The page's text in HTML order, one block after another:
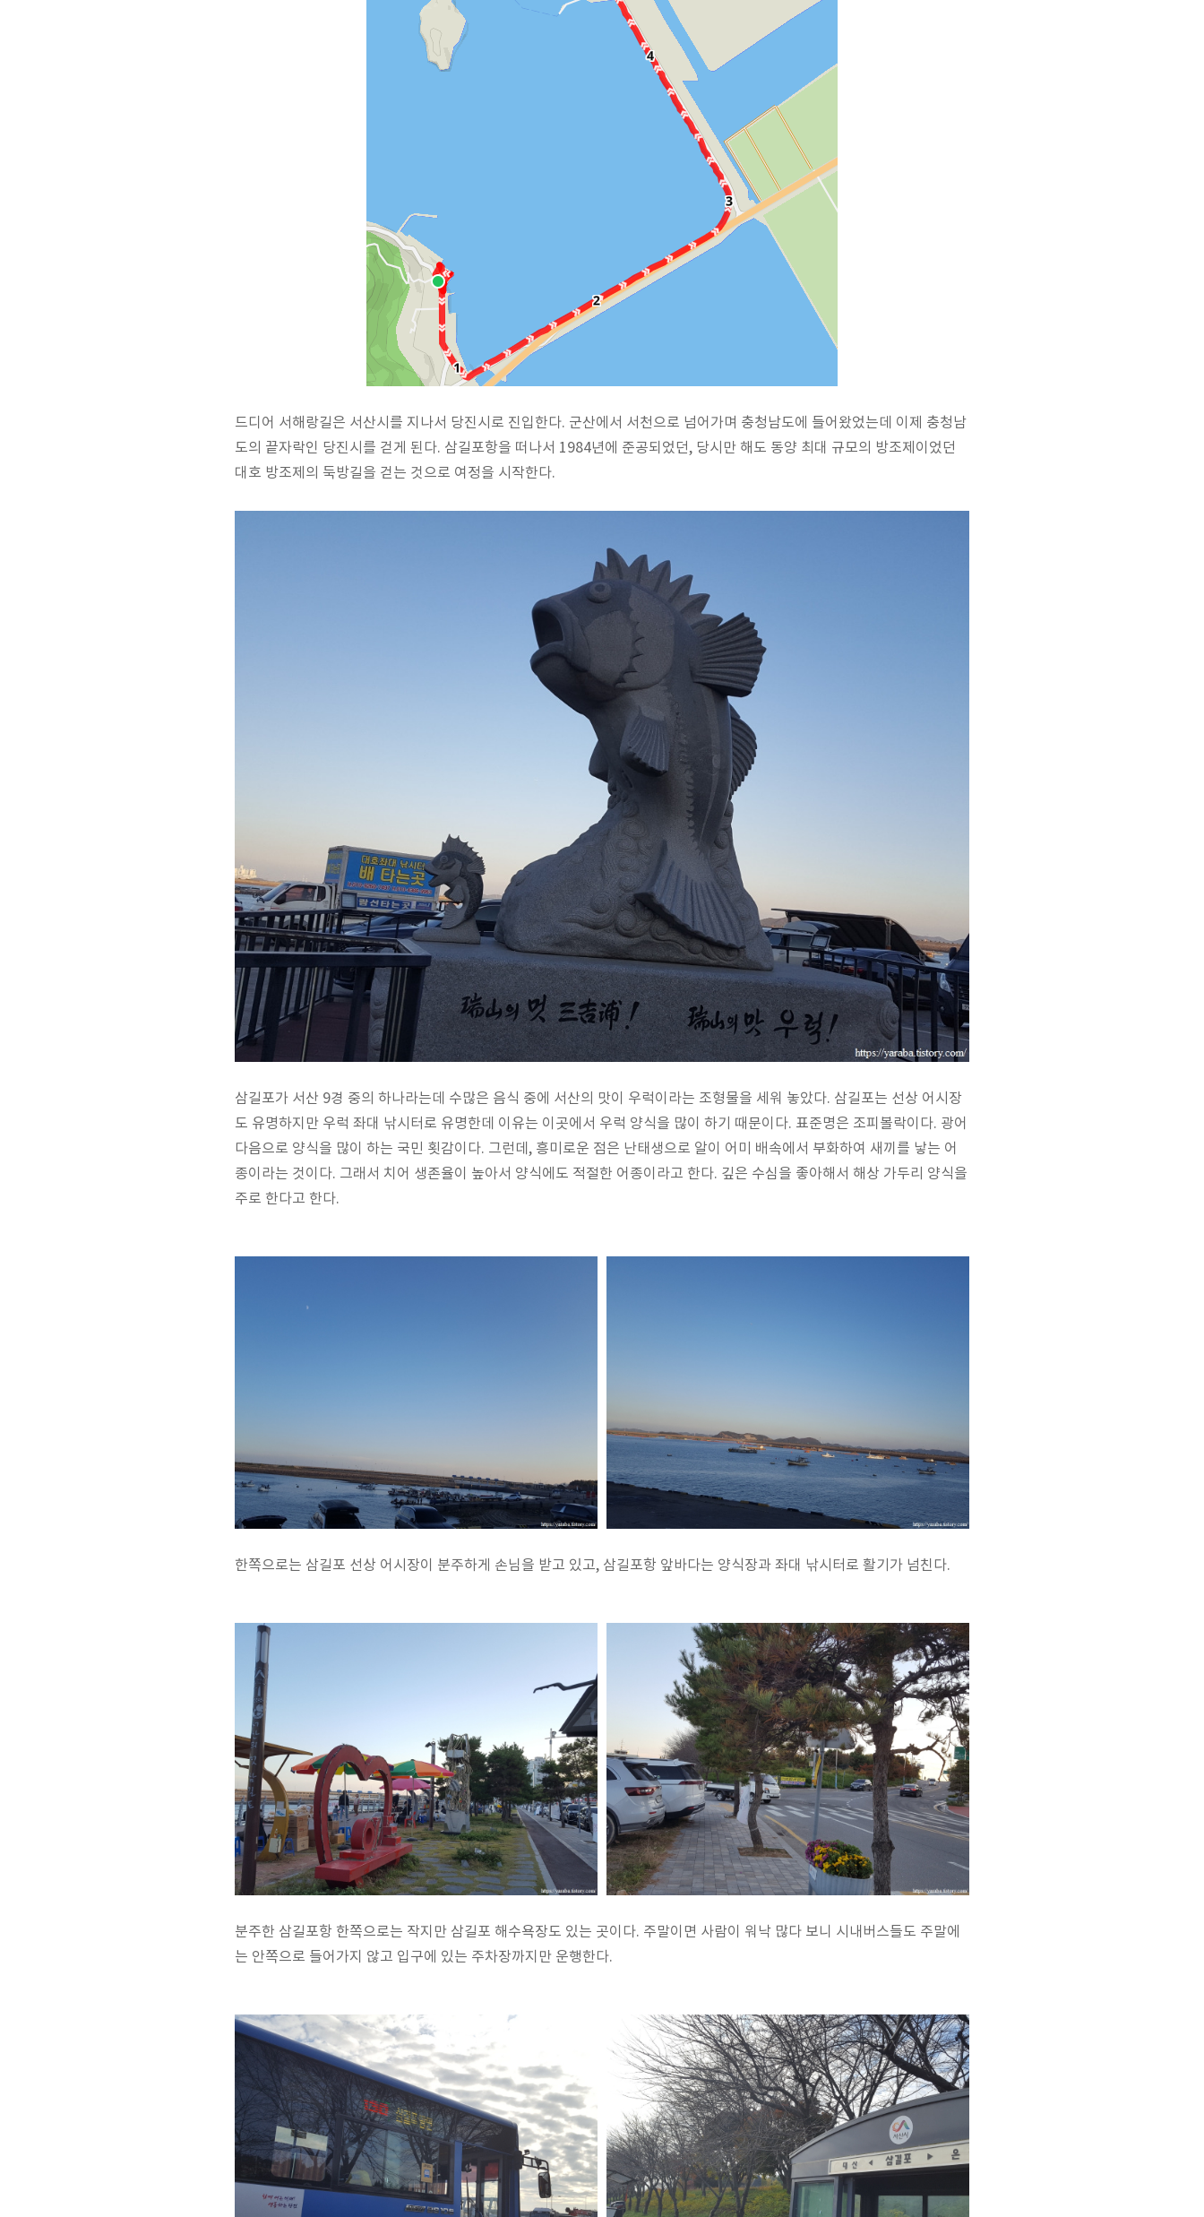
드디어 서해랑길은 서산시를 지나서 당진시로 진입한다. 군산에서 서천으로 넘어가며 충청남도에 들어왔었는데 이제 충청남
도의 끝자락인 당진시를 걷게 된다. 삼길포항을 떠나서 1984년에 준공되었던, 당시만 해도 동양 최대 규모의 방조제이었던
대호 방조제의 둑방길을 걷는 것으로 여정을 시작한다.
삼길포가 서산 9경 중의 하나라는데 수많은 음식 중에 서산의 맛이 우럭이라는 조형물을 세워 놓았다. 삼길포는 선상 어시장
도 유명하지만 우럭 좌대 낚시터로 유명한데 이유는 이곳에서 우럭 양식을 많이 하기 때문이다. 표준명은 조피볼락이다. 광어
다음으로 양식을 많이 하는 국민 횟감이다. 그런데, 흥미로운 점은 난태생으로 알이 어미 배속에서 부화하여 새끼를 낳는 어
종이라는 것이다. 그래서 치어 생존율이 높아서 양식에도 적절한 어종이라고 한다. 깊은 수심을 좋아해서 해상 가두리 양식을
주로 한다고 한다.
한쪽으로는 삼길포 선상 어시장이 분주하게 손님을 받고 있고, 삼길포항 앞바다는 양식장과 좌대 낚시터로 활기가 넘친다.
분주한 삼길포항 한쪽으로는 작지만 삼길포 해수욕장도 있는 곳이다. 주말이면 사람이 워낙 많다 보니 시내버스들도 주말에
는 안쪽으로 들어가지 않고 입구에 있는 주차장까지만 운행한다.